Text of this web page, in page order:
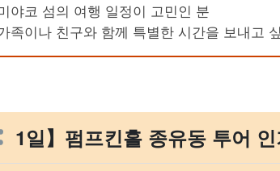
야코 섬의 여행 일정이 고민인 분
족이나 친구와 함께 특별한 시간을 보내고
1일】펌프킨홀 종유동 투어